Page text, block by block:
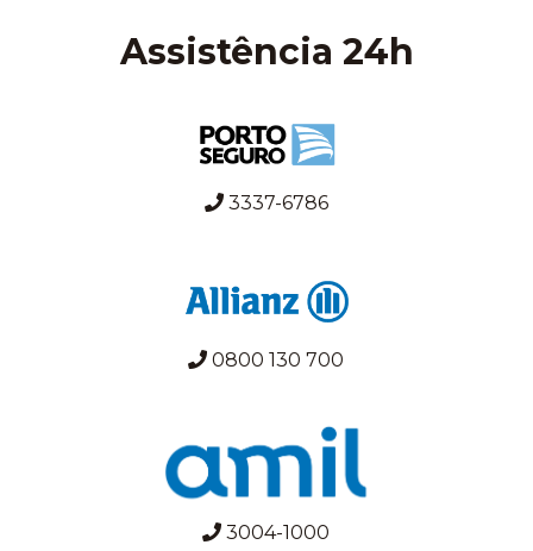
Assistência 24h
3337-6786
0800 130 700
3004-1000